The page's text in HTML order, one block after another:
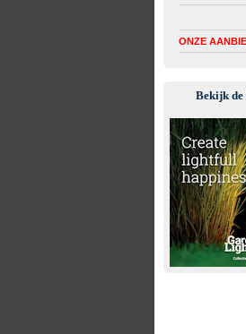
ONZE
Bekijk